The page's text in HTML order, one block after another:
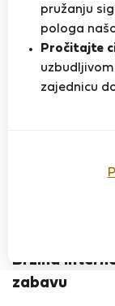
pružanju
pologa
Pročitajte
zajednicu
Benefits!
Stan za najam
PAULO P.
Na Flatio
Each room has
sofa.
electric stove,
center 2
Brzina
zabavu